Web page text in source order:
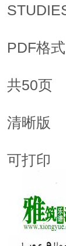
PDF格式
共50页
清晰版
可打印